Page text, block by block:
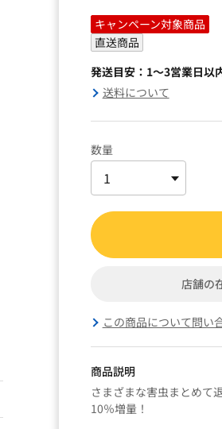
キャンペーン対象商品
直送商品
発送目安：1～3営業日以
送料について
数量
店舗の
この商品について問い
商品説明
さまざまな害虫まとめて
10％増量！